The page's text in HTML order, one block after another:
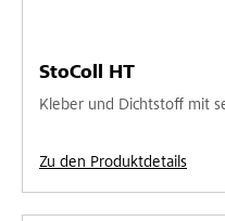
StoColl HT
Kleber und Dichtstoff mit
Zu den Produktdetails